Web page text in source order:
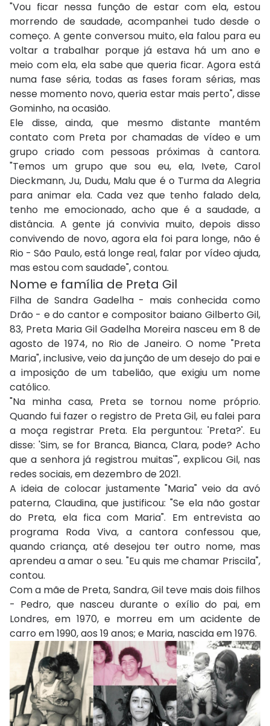
"Vou ficar nessa função de estar com ela, estou
morrendo de saudade, acompanhei tudo desde o
começo. A gente conversou muito, ela falou para eu
voltar a trabalhar porque já estava há um ano e
meio com ela, ela sabe que queria ficar. Agora está
numa fase séria, todas as fases foram sérias, mas
nesse momento novo, queria estar mais perto", disse
Gominho, na ocasião.
Ele disse, ainda, que mesmo distante mantém
contato com Preta por chamadas de vídeo e um
grupo criado com pessoas próximas à cantora.
"Temos um grupo que sou eu, ela, Ivete, Carol
Dieckmann, Ju, Dudu, Malu que é o Turma da Alegria
para animar ela. Cada vez que tenho falado dela,
tenho me emocionado, acho que é a saudade, a
distância. A gente já convivia muito, depois disso
convivendo de novo, agora ela foi para longe, não é
Rio - São Paulo, está longe real, falar por vídeo ajuda,
mas estou com saudade", contou.
Nome e família de Preta Gil
Filha de Sandra Gadelha - mais conhecida como
Drão - e do cantor e compositor baiano Gilberto Gil,
83, Preta Maria Gil Gadelha Moreira nasceu em 8 de
agosto de 1974, no Rio de Janeiro. O nome "Preta
Maria", inclusive, veio da junção de um desejo do pai e
a imposição de um tabelião, que exigiu um nome
católico.
"Na minha casa, Preta se tornou nome próprio.
Quando fui fazer o registro de Preta Gil, eu falei para
a moça registrar Preta. Ela perguntou: 'Preta?'. Eu
disse: 'Sim, se for Branca, Bianca, Clara, pode? Acho
que a senhora já registrou muitas'", explicou Gil, nas
redes sociais, em dezembro de 2021.
A ideia de colocar justamente "Maria" veio da avó
paterna, Claudina, que justificou: "Se ela não gostar
do Preta, ela fica com Maria". Em entrevista ao
programa Roda Viva, a cantora confessou que,
quando criança, até desejou ter outro nome, mas
aprendeu a amar o seu. "Eu quis me chamar Priscila",
contou.
Com a mãe de Preta, Sandra, Gil teve mais dois filhos
- Pedro, que nasceu durante o exílio do pai, em
Londres, em 1970, e morreu em um acidente de
carro em 1990, aos 19 anos; e Maria, nascida em 1976.